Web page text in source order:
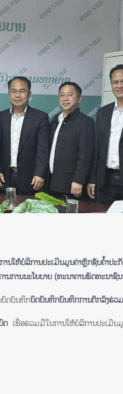
ນໃຫ້ບໍລິການປະເມີນມູນຄ່າຫຼັກຊັບຄໍ້າປະ
ນການນະ​ໂຍ​ບາຍ (ທະ​ນາ​ຄານ​ພັດ​ທະ​ນາ​ຊົ
ດບັນທຶກບົດບັນທຶກບັນທຶກການຕົກລົງຮ່ວ
ດ ເພື່ອຮ່ວມມືໃນການໃຫ້ບໍລິການປະເມີນ